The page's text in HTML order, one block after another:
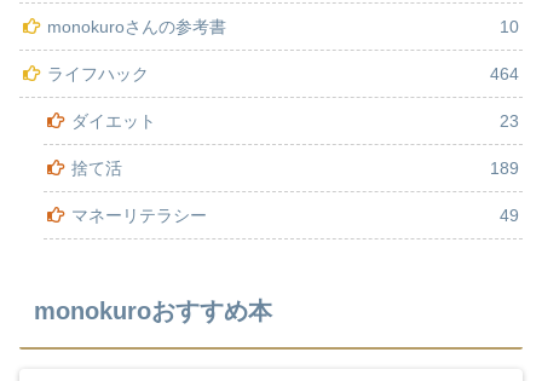
monokuroさんの参考書 10
ライフハック 464
ダイエット 23
捨て活 189
マネーリテラシー 49
monokuroおすすめ本